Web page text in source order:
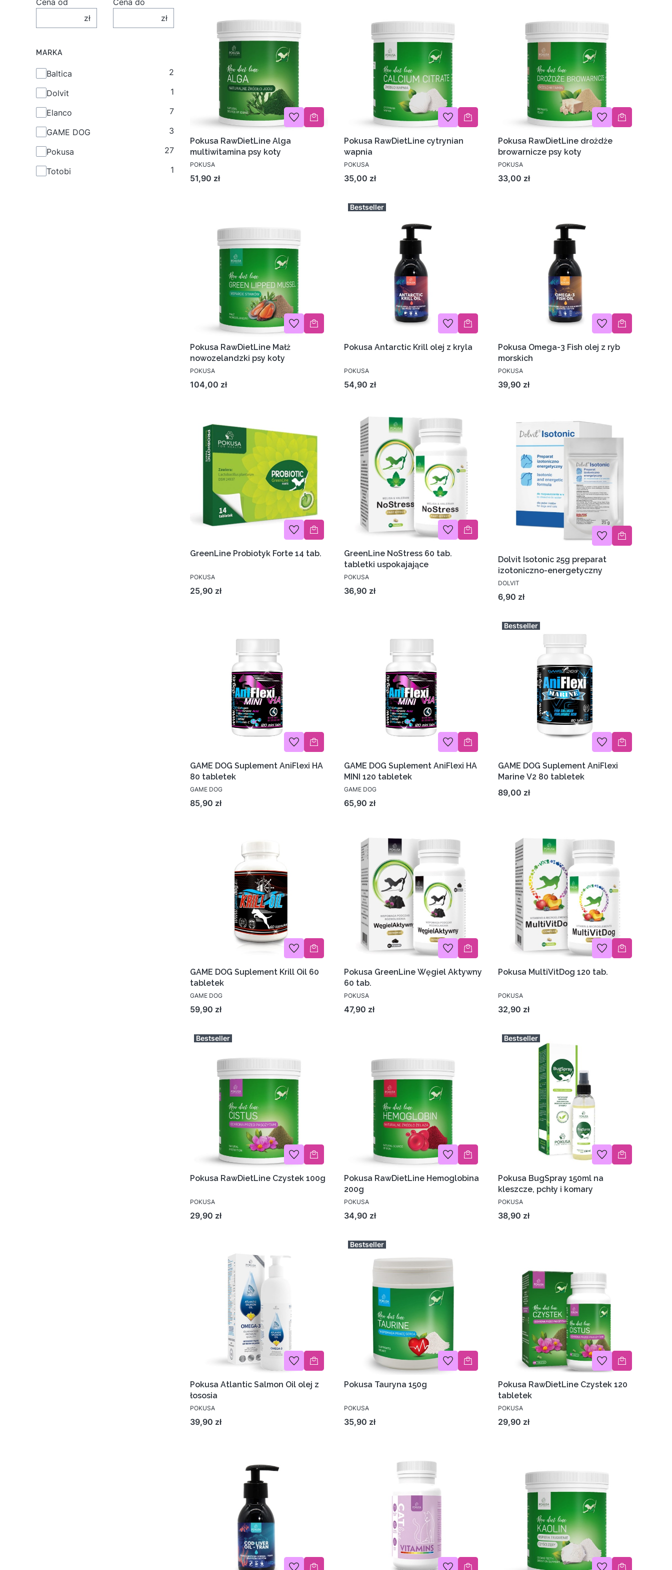
Cena od
zł
Cena do
zł
MARKA
Marka
Baltica 2
Dolvit 1
Elanco 7
GAME DOG 3
Pokusa 27
Totobi 1
Pokusa RawDietLine Alga
multiwitamina psy koty
POKUSA
Cena
51,90 zł
Pokusa RawDietLine cytrynian
wapnia
POKUSA
Cena
35,00 zł
Pokusa RawDietLine drożdże
browarnicze psy koty
POKUSA
Cena
33,00 zł
Pokusa RawDietLine Małż
nowozelandzki psy koty
POKUSA
Cena
104,00 zł
Bestseller
Pokusa Antarctic Krill olej z kryla
POKUSA
Cena
54,90 zł
Pokusa Omega-3 Fish olej z ryb
morskich
POKUSA
Cena
39,90 zł
GreenLine Probiotyk Forte 14 tab.
POKUSA
Cena
25,90 zł
GreenLine NoStress 60 tab.
tabletki uspokajające
POKUSA
Cena
36,90 zł
Dolvit Isotonic 25g preparat
izotoniczno-energetyczny
DOLVIT
Cena
6,90 zł
GAME DOG Suplement AniFlexi HA
80 tabletek
GAME DOG
Cena
85,90 zł
GAME DOG Suplement AniFlexi HA
MINI 120 tabletek
GAME DOG
Cena
65,90 zł
Bestseller
GAME DOG Suplement AniFlexi
Marine V2 80 tabletek
Cena
89,00 zł
GAME DOG Suplement Krill Oil 60
tabletek
GAME DOG
Cena
59,90 zł
Pokusa GreenLine Węgiel Aktywny
60 tab.
POKUSA
Cena
47,90 zł
Pokusa MultiVitDog 120 tab.
POKUSA
Cena
32,90 zł
Bestseller
Pokusa RawDietLine Czystek 100g
POKUSA
Cena
29,90 zł
Pokusa RawDietLine Hemoglobina
200g
POKUSA
Cena
34,90 zł
Bestseller
Pokusa BugSpray 150ml na
kleszcze, pchły i komary
POKUSA
Cena
38,90 zł
Pokusa Atlantic Salmon Oil olej z
łososia
POKUSA
Cena
39,90 zł
Bestseller
Pokusa Tauryna 150g
POKUSA
Cena
35,90 zł
Pokusa RawDietLine Czystek 120
tabletek
POKUSA
Cena
29,90 zł